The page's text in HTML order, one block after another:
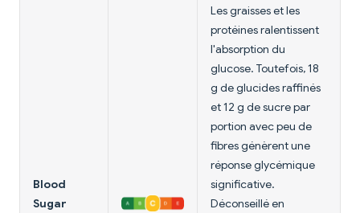
Blood
Sugar
Les graisses et les
protéines ralentissent
l'absorption du
glucose. Toutefois, 18
g de glucides raffinés
et 12 g de sucre par
portion avec peu de
fibres génèrent une
réponse glycémique
significative.
Déconseillé en